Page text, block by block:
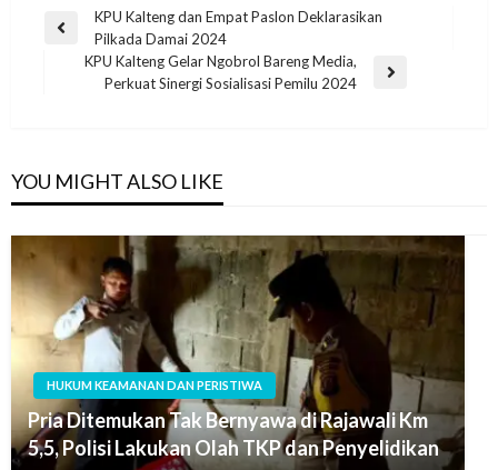
KPU Kalteng dan Empat Paslon Deklarasikan
Pilkada Damai 2024
KPU Kalteng Gelar Ngobrol Bareng Media,
Perkuat Sinergi Sosialisasi Pemilu 2024
YOU MIGHT ALSO LIKE
HUKUM KEAMANAN DAN PERISTIWA
Pria Ditemukan Tak Bernyawa di Rajawali Km
5,5, Polisi Lakukan Olah TKP dan Penyelidikan